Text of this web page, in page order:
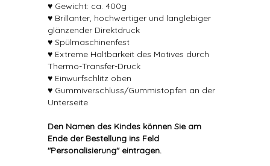
♥ Gewicht: ca. 400g
♥ Brillanter, hochwertiger und langlebiger
glänzender Direktdruck
♥ Spülmaschinenfest
♥ Extreme Haltbarkeit des Motives durch
Thermo-Transfer-Druck
♥ Einwurfschlitz oben
♥ Gummiverschluss/Gummistopfen an der
Unterseite
Den Namen des Kindes können Sie am
Ende der Bestellung ins Feld
"Personalisierung" eintragen.